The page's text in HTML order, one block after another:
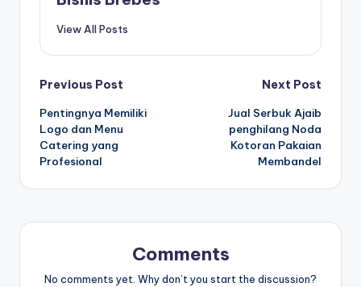
View All Posts
Post
navigation
Previous Post
Pentingnya Memiliki
Logo dan Menu
Catering yang
Profesional
Next Post
Jual Serbuk Ajaib
penghilang Noda
Kotoran Pakaian
Membandel
Comments
No comments yet. Why don’t you start the discussion?